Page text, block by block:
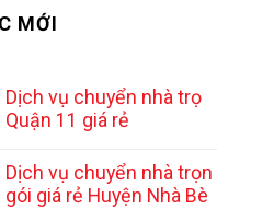
MỚI
Dịch vụ chuyển nhà trọ
Quận 11 giá rẻ
Dịch vụ chuyển nhà trọn
gói giá rẻ Huyện Nhà Bè